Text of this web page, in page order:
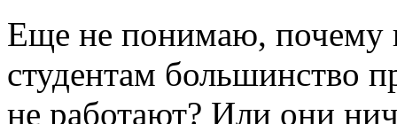
Еще не понимаю, почему
студентам большинство
не работают? Или они